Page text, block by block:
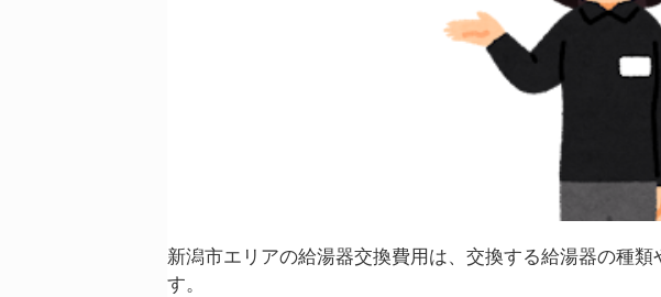
新潟市エリアの給湯器交換費用は、交換する給湯器の種
す。